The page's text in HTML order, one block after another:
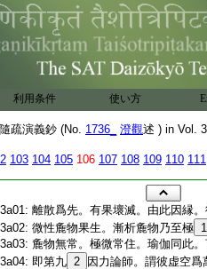
利用条件 使い方
疏演義鈔 (No. 1736_ 澄觀述 ) in Vol.
103 104 105 106 107 108 109 110 111
離散爲先。有果壞滅。由此因縁
微性麁物果生。漸析麁物乃至極 1
麁物無常。極微常住。瑜伽同此。
即第九 2
因力論師。謂彼虚空爲